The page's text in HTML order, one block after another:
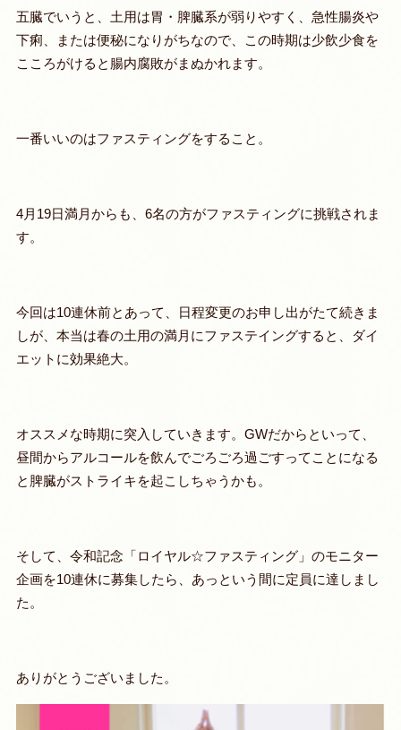
五臓でいうと、 土用は胃・脾臓系が弱りやすく、急性腸炎や
下痢、または便秘になりがちなので、この時期は少飲少食を
こころがけると腸内腐敗がまぬかれます。
一番いいのはファスティングをすること。
4月19日満月からも、6名の方がファスティングに挑戦されま
す。
今回は10連休前とあって、日程変更のお申し出がたて続きま
しが、本当は春の土用の満月にファステイングすると、ダイ
エットに効果絶大。
オススメな時期に突入していきます。GWだからといって、
昼間からアルコールを飲んでごろごろ過ごすってことになる
と脾臓がストライキを起こしちゃうかも。
そして、令和記念「ロイヤル☆ファスティング」のモニター
企画を10連休に募集したら、あっという間に定員に達しまし
た。
ありがとうございました。